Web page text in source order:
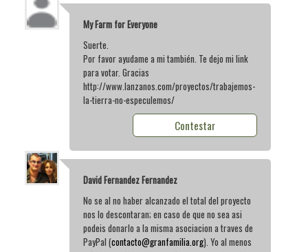
My Farm for Everyone
Suerte.
Por favor ayudame a mi también. Te dejo mi link
para votar. Gracias
http://www.lanzanos.com/proyectos/trabajemos-
la-tierra-no-especulemos/
Contestar
David Fernandez Fernandez
No se al no haber alcanzado el total del proyecto
nos lo descontaran; en caso de que no sea asi
podeis donarlo a la misma asociacion a traves de
PayPal (contacto@granfamilia.org). Yo al menos